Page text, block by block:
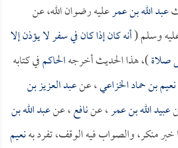
عبد الله بن عمرعليه رضوان الله، عن
وسلم (أنه كان إذا كان في سفر لا يؤذن إلا
صلاة)، هذا الحديث أخرجهالحاكمفي كتابه
نعيم بن حماد الخزاعي، عنعبد العزيز بن
عبيد الله بن عمر، عننافع، عنعبد الله بن
خبر منكر، والصواب فيه الوقف، تفرد بهنعيم